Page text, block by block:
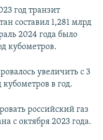
год транзит
составил 1,281 млрд
2024 года было
кубометров.
увеличить с 3
в год.
российский газ
с октября 2023 года.